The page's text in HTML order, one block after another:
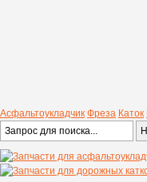
Асфальтоукладчик Фреза Каток